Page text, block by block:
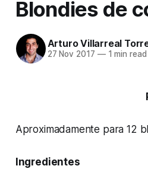
Blondies de
Arturo Villarreal
27 Nov 2017 —1 min read
Aproximadamente para 12
Ingredientes